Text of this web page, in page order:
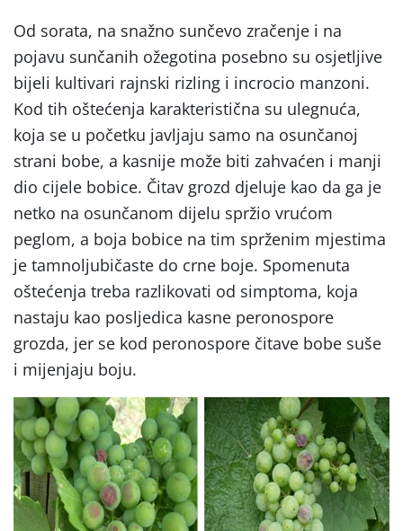
Od sorata, na snažno sunčevo zračenje i na
pojavu sunčanih ožegotina posebno su osjetljive
bijeli kultivari rajnski rizling i incrocio manzoni.
Kod tih oštećenja karakteristična su ulegnuća,
koja se u početku javljaju samo na osunčanoj
strani bobe, a kasnije može biti zahvaćen i manji
dio cijele bobice. Čitav grozd djeluje kao da ga je
netko na osunčanom dijelu spržio vrućom
peglom, a boja bobice na tim sprženim mjestima
je tamnoljubičaste do crne boje. Spomenuta
oštećenja treba razlikovati od simptoma, koja
nastaju kao posljedica kasne peronospore
grozda, jer se kod peronospore čitave bobe suše
i mijenjaju boju.